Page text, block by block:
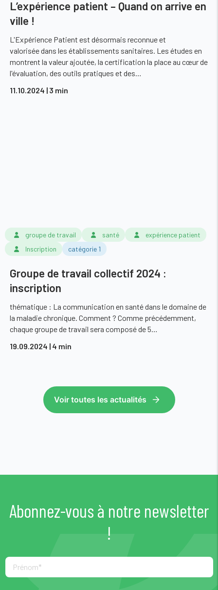
L’expérience patient – Quand on arrive en
ville !
L'Expérience Patient est désormais reconnue et
valorisée dans les établissements sanitaires. Les études en
montrent la valeur ajoutée, la certification la place au cœur de
l'évaluation, des outils pratiques et des…
11.10.2024 | 3 min
groupe de travail santé
expérience patient
Inscription
catégorie 1
Groupe de travail collectif 2024 :
inscription
thématique : La communication en santé dans le domaine de
la maladie chronique. Comment ? Comme précédemment,
chaque groupe de travail sera composé de 5…
19.09.2024 | 4 min
Voir toutes les actualités
Abonnez-vous à notre newsletter
!